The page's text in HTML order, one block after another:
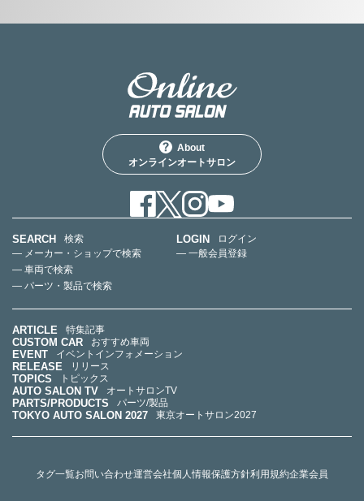
About
オンラインオートサロン
SEARCH
検索
— メーカー・ショップで検索
— 車両で検索
— パーツ・製品で検索
LOGIN
ログイン
— 一般会員登録
ARTICLE 特集記事
CUSTOM CAR おすすめ車両
EVENT イベントインフォメーション
RELEASE リリース
TOPICS トピックス
AUTO SALON TV オートサロンTV
PARTS/PRODUCTS パーツ/製品
TOKYO AUTO SALON 2027 東京オートサロン2027
タグ一覧お問い合わせ運営会社個人情報保護方針利用規約企業会員